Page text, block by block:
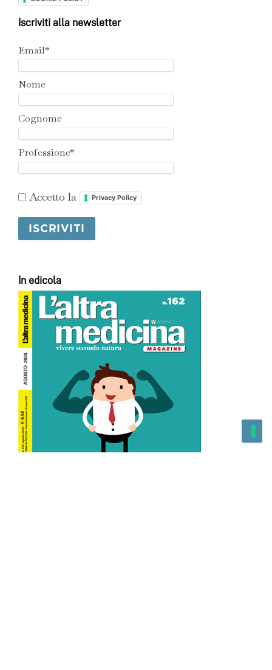
Iscriviti alla newsletter
Email*
Nome
Cognome
Professione*
Accetto la Privacy Policy
In edicola